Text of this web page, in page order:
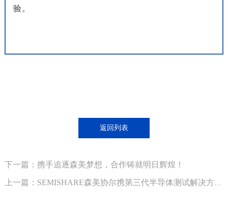
验。
返回列表
下一篇：携手追逐森美梦想，合作铸就明日辉煌！
上一篇：SEMISHARE森美协尔携第三代半导体测试解决方案亮相2023 CSIF 高峰论坛